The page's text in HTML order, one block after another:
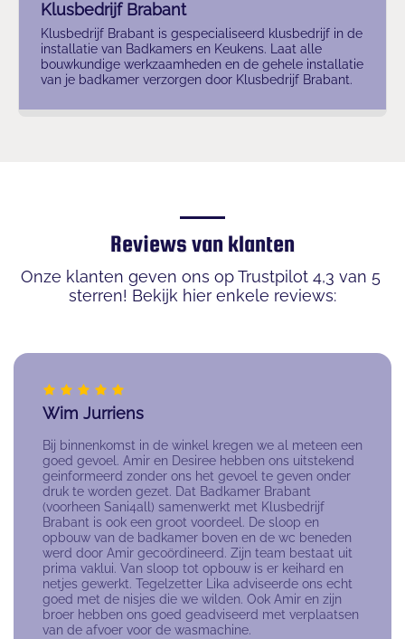
Klusbedrijf Brabant
Klusbedrijf Brabant is gespecialiseerd klusbedrijf in de
installatie van Badkamers en Keukens. Laat alle
bouwkundige werkzaamheden en de gehele installatie
van je badkamer verzorgen door Klusbedrijf Brabant.
Reviews van klanten
Onze klanten geven ons op Trustpilot 4,3 van 5
sterren! Bekijk hier enkele reviews:
Wim Jurriens
Bij binnenkomst in de winkel kregen we al meteen een
goed gevoel. Amir en Desiree hebben ons uitstekend
geinformeerd zonder ons het gevoel te geven onder
druk te worden gezet. Dat Badkamer Brabant
(voorheen Sani4all) samenwerkt met Klusbedrijf
Brabant is ook een groot voordeel. De sloop en
opbouw van de badkamer boven en de wc beneden
werd door Amir gecoördineerd. Zijn team bestaat uit
prima vaklui. Van sloop tot opbouw is er keihard en
netjes gewerkt. Tegelzetter Lika adviseerde ons echt
goed met de nisjes die we wilden. Ook Amir en zijn
broer hebben ons goed geadviseerd met verplaatsen
van de afvoer voor de wasmachine.